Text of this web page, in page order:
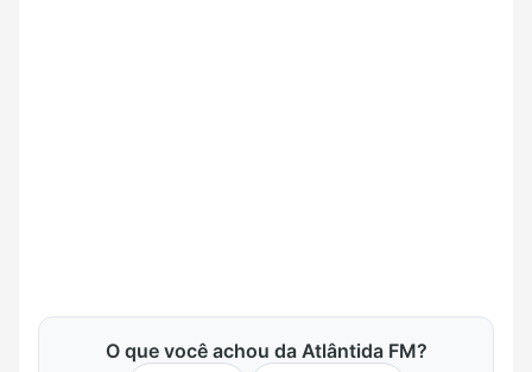
O que você achou da Atlântida FM?